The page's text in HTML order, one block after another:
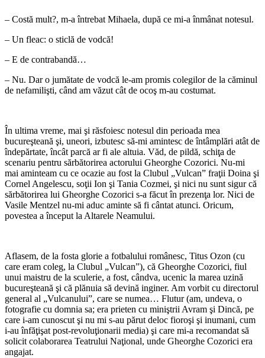
– Costă mult?, m-a întrebat Mihaela, după ce mi-a înmânat notesul.
– Un fleac: o sticlă de vodcă!
– E de contrabandă…
– Nu. Dar o jumătate de vodcă le-am promis colegilor de la căminul
de nefamilişti, când am văzut cât de ocoş m-au costumat.
În ultima vreme, mai şi răsfoiesc notesul din perioada mea
bucureşteană şi, uneori, izbutesc să-mi amintesc de întâmplări atât de
îndepărtate, încât parcă ar fi ale altuia. Văd, de pildă, schiţa de
scenariu pentru sărbătorirea actorului Gheorghe Cozorici. Nu-mi
mai aminteam cu ce ocazie au fost la Clubul „Vulcan” fraţii Doina şi
Cornel Angelescu, soţii Ion şi Tania Cozmei, şi nici nu sunt sigur că
sărbătorirea lui Gheorghe Cozorici s-a făcut în prezenţa lor. Nici de
Vasile Mentzel nu-mi aduc aminte să fi cântat atunci. Oricum,
povestea a început la Altarele Neamului.
Aflasem, de la fosta glorie a fotbalului românesc, Titus Ozon (cu
care eram coleg, la Clubul „Vulcan”), că Gheorghe Cozorici, fiul
unui maistru de la sculerie, a fost, cândva, ucenic la marea uzină
bucureşteană şi că plănuia să devină inginer. Am vorbit cu directorul
general al „Vulcanului”, care se numea… Flutur (am, undeva, o
fotografie cu domnia sa; era prieten cu miniştrii Avram şi Dincă, pe
care i-am cunoscut şi nu mi s-au părut deloc fioroşi şi inumani, cum
i-au înfăţişat post-revoluţionarii media) şi care mi-a recomandat să
solicit colaborarea Teatrului Naţional, unde Gheorghe Cozorici era
angajat.